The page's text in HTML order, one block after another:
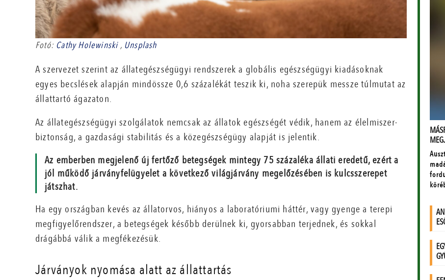
Fotó: Cathy Holewinski, Unsplash
A szervezet szerint az állategészségügyi rendszerek a globális egészségügyi kiadásoknak
egyes becslések alapján mindössze 0,6 százalékát teszik ki, noha szerepük messze túlmutat az
állattartó ágazaton.
Az állategészségügyi szolgálatok nemcsak az állatok egészségét védik, hanem az élelmiszer-
biztonság, a gazdasági stabilitás és a közegészségügy alapját is jelentik.
Az emberben megjelenő új fertőző betegségek mintegy 75 százaléka állati eredetű, ezért a
jól működő járványfelügyelet a következő világjárvány megelőzésében is kulcsszerepet
játszhat.
Ha egy országban kevés az állatorvos, hiányos a laboratóriumi háttér, vagy gyenge a terepi
megfigyelőrendszer, a betegségek később derülnek ki, gyorsabban terjednek, és sokkal
drágábbá válik a megfékezésük.
Járványok nyomása alatt az állattartás